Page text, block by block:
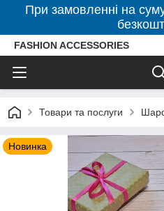
При замовленні на
FASHION ACCESSORIES
Товари та послуги
Новинка